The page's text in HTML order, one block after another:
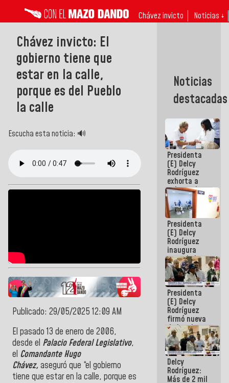
Chávez invicto Noticias ↓
Chávez invicto: El
gobierno tiene que
estar en la calle,
porque es del Pueblo
la calle
Escucha esta noticia: 🔊
Publicado: 29/05/2025 12:09 AM
El pasado 13 de enero de 2006,
desde el Palacio Federal Legislativo,
el Comandante Hugo
Chávez, aseguró que “el gobierno
tiene que estar en la calle, porque es
Noticias
destacadas
Presidenta
(E) Delcy
Rodríguez
exhorta a
gobernadores
y alcaldes a
edificar
casas para
abuelos
Presidenta
(E) Delcy
Rodríguez
inaugura
casa de los
Abuelos
Primavera
en Caracas
Presidenta
(E) Delcy
Rodríguez
firmó nueva
de Ley de
Arrendamiento
aprobada
por la AN
Delcy
Rodríguez:
Más de 2 mil